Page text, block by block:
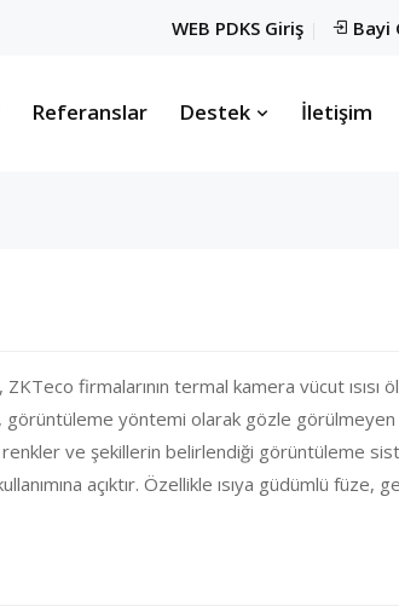
WEB PDKS Giriş Bayi
Referanslar Destek İletişim
firmalarının termal kamera vücut ısısı
görüntüleme yöntemi olarak gözle
renkler ve şekillerin belirlendiği görüntüleme
açıktır. Özellikle ısıya güdümlü füze,